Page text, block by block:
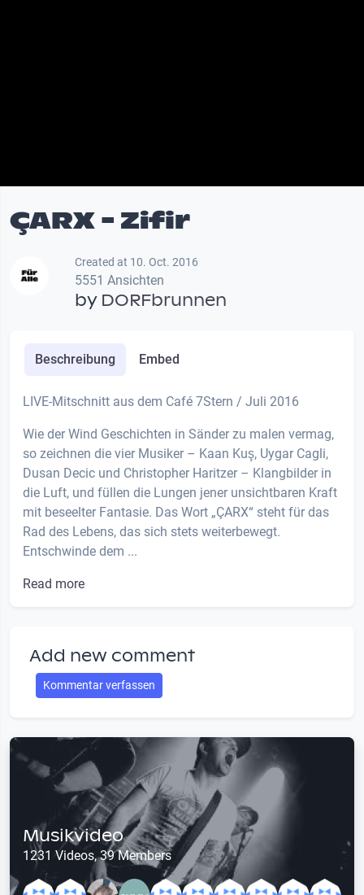
ÇARX - Zifir
Created at 10. Oct. 2016
5551 Ansichten
by DORFbrunnen
Beschreibung Embed
LIVE-Mitschnitt aus dem Café 7Stern / Juli 2016
Wie der Wind Geschichten in Sänder zu malen vermag,
so zeichnen die vier Musiker – Kaan Kuş, Uygar Cagli,
Dusan Decic und Christopher Haritzer – Klangbilder in
die Luft, und füllen die Lungen jener unsichtbaren Kraft
mit beseelter Fantasie. Das Wort „ÇARX“ steht für das
Rad des Lebens, das sich stets weiterbewegt.
Entschwinde dem ...
Read more
Add new comment
Kommentar verfassen
Musikvideo
1231 Videos, 39 Members